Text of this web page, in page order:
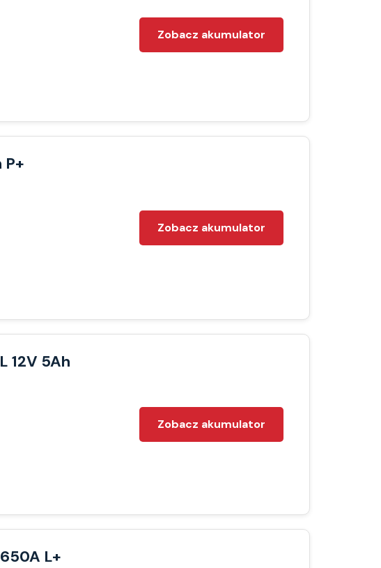
Zobacz akumulator
Zobacz akumulator
12V 5Ah
Zobacz akumulator
L+